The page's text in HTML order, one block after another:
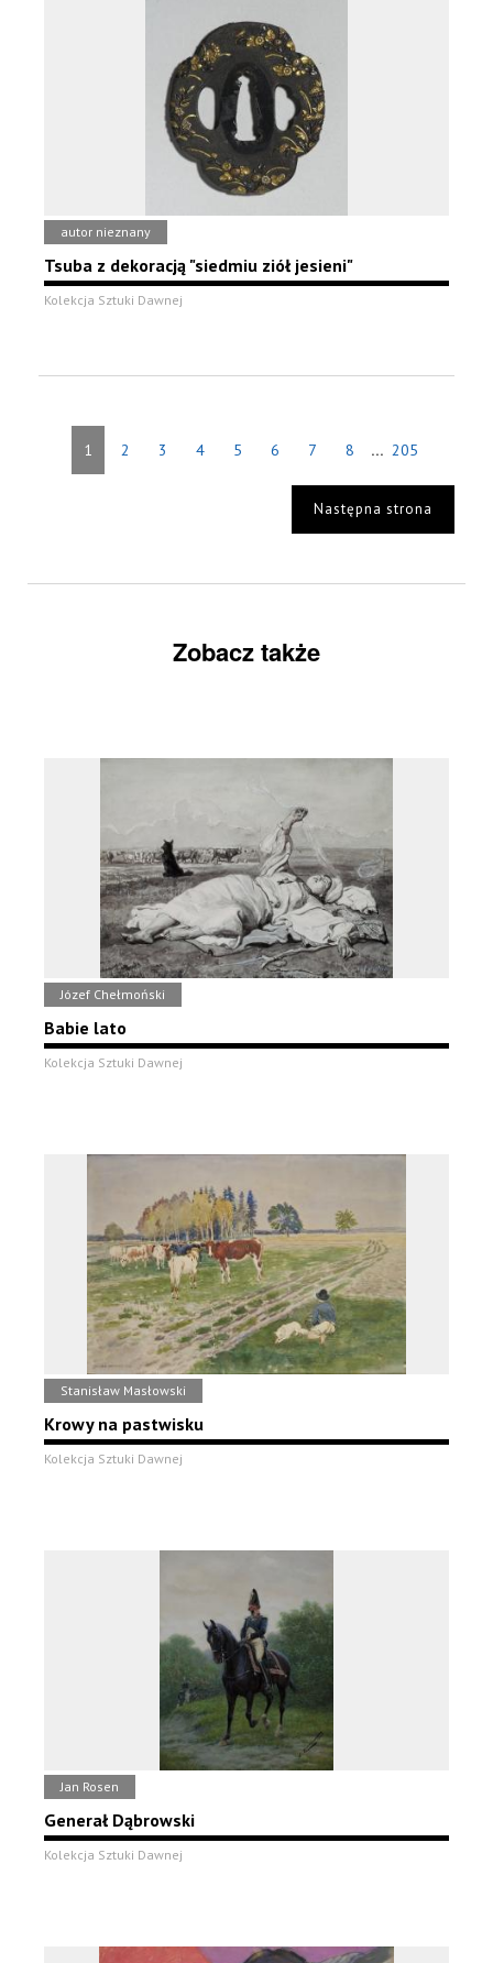
autor nieznany
Tsuba z dekoracją "siedmiu ziół jesieni"
Kolekcja Sztuki Dawnej
1 2 3 4 5 6 7 8 ... 205
Następna strona
Zobacz także
Józef Chełmoński
Babie lato
Kolekcja Sztuki Dawnej
Stanisław Masłowski
Krowy na pastwisku
Kolekcja Sztuki Dawnej
Jan Rosen
Generał Dąbrowski
Kolekcja Sztuki Dawnej